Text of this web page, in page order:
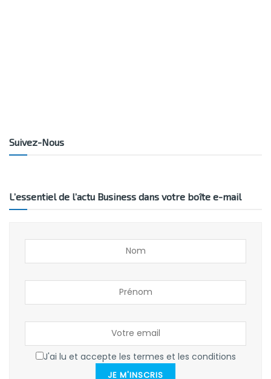
Suivez-Nous
L’essentiel de l’actu Business dans votre boîte e-mail
J'ai lu et accepte les termes et les conditions
JE M'INSCRIS